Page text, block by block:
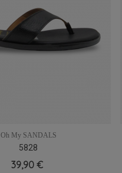
38
Oh My SANDALS
5828
39,90 €